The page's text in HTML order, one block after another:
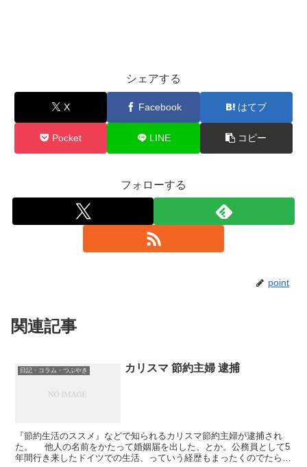
シェアする
X Facebook はてブ
Pocket LINE コピー
フォローする
point
関連記事
日記・コラム・つぶやき カリスマ 節約主婦 逮捕
『節約生活のススメ』などで知られるカリスマ節約主婦が逮捕され
た。 他人の名前をかたって婚姻届を出した、とか。公務員として5
年間行き来したドイツでの生活、っていう経歴もまったくのでたらめ